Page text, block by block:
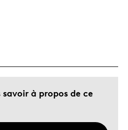
à propos de ce